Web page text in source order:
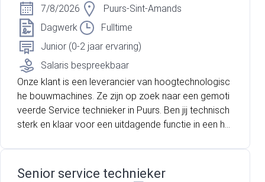
7/8/2026
Puurs-Sint-Amands
Dagwerk
Fulltime
Junior (0-2 jaar ervaring)
Salaris bespreekbaar
Onze klant is een leverancier van hoogtechnologisc
he bouwmachines. Ze zijn op zoek naar een gemoti
veerde Service technieker in Puurs. Ben jij technisch
sterk en klaar voor een uitdagende functie in een he
Senior service technieker